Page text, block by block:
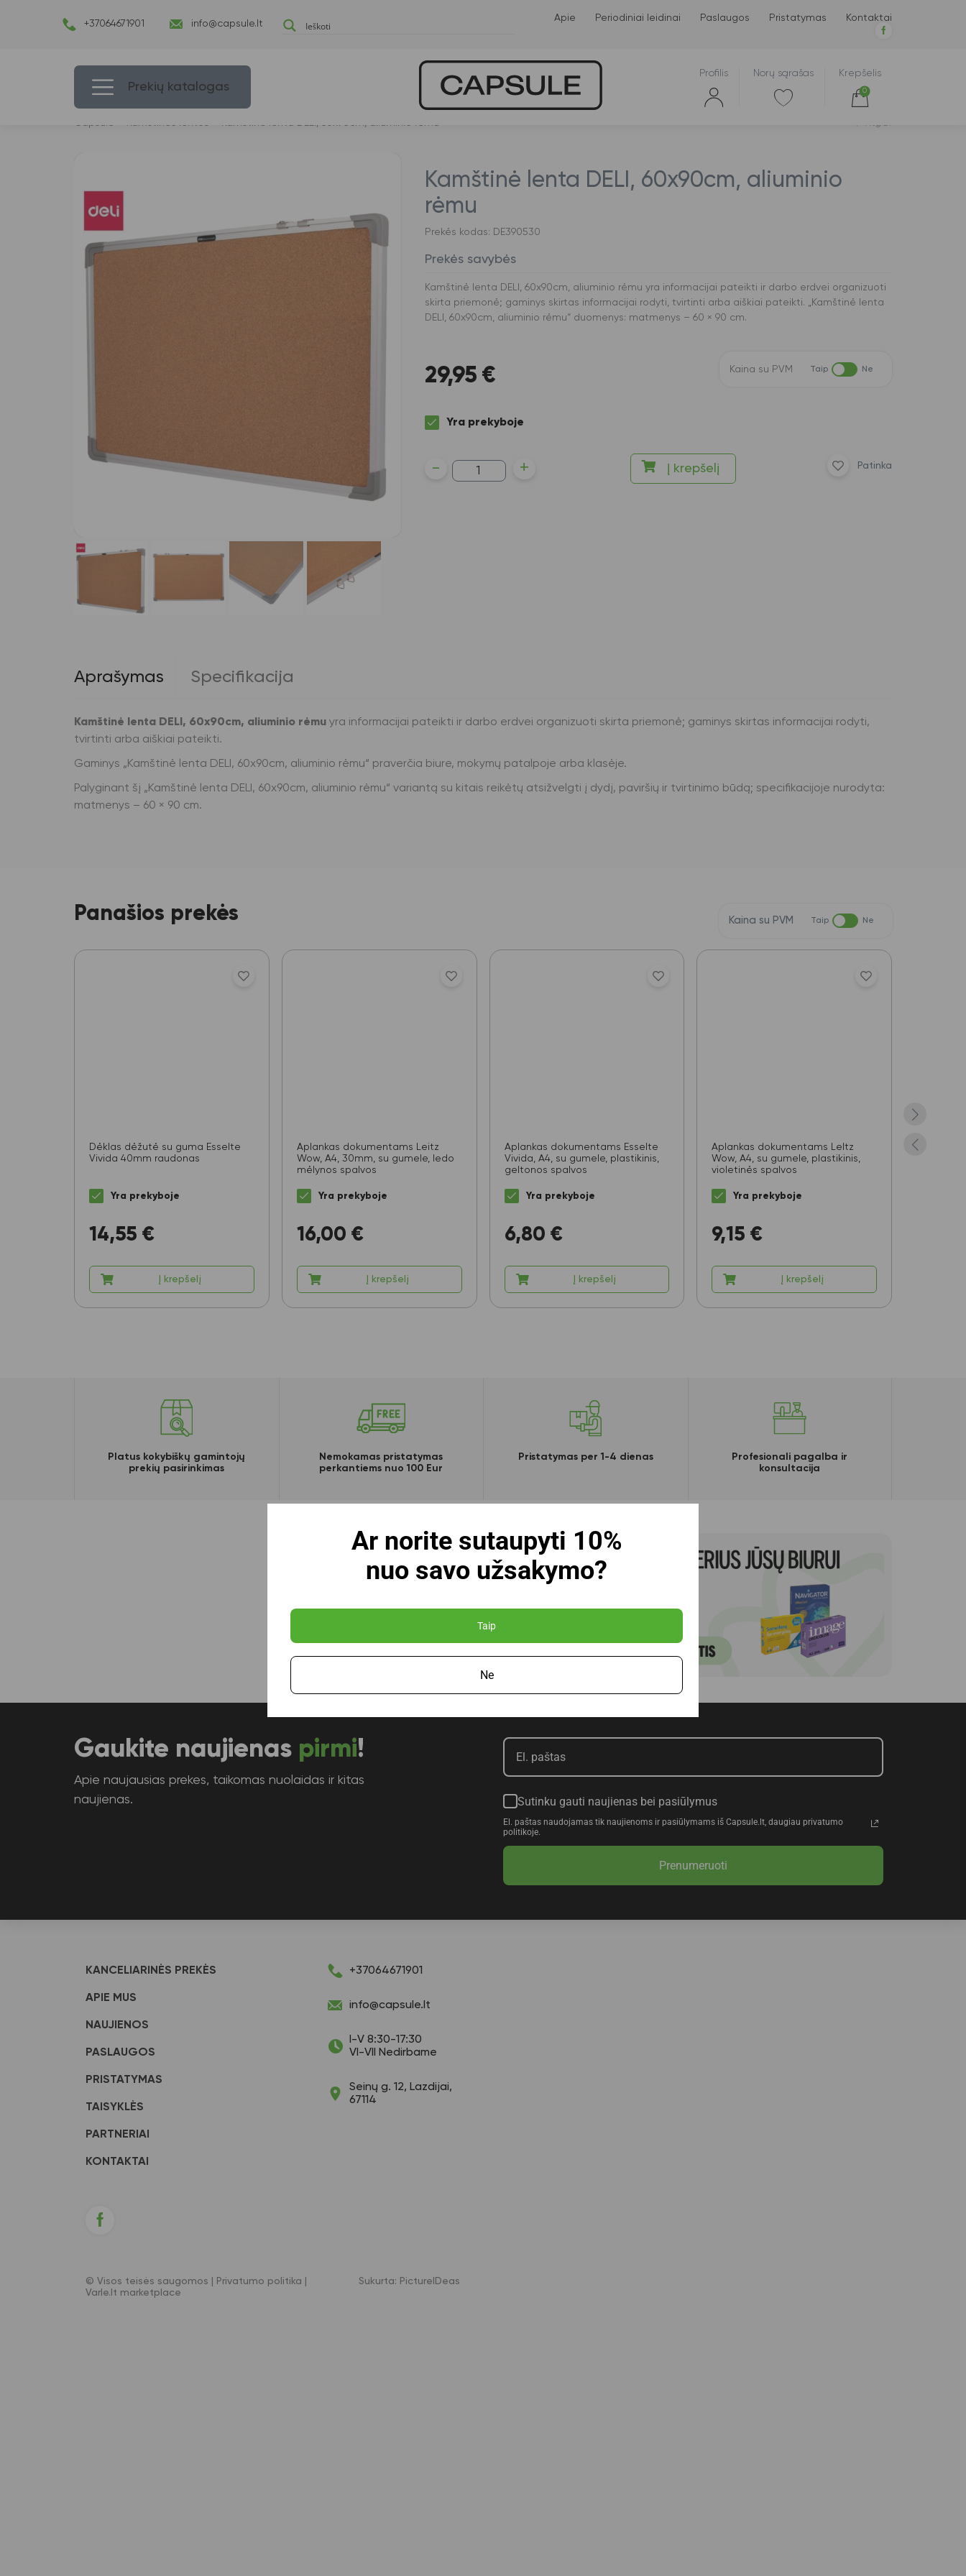
+37064671901 info@capsule.lt
Apie Periodiniai leidinai Paslaugos Pristatymas Kontaktai
Prekių katalogas
Profilis Norų sąrašas Krepšelis
0
Capsulė Kamštinės lentos Kamštinė lenta DELI, 60x90cm, aliuminio rėmu Atgal
Kamštinė lenta DELI, 60x90cm, aliuminio
rėmu
Prekės kodas: DE390530
Prekės savybės
Kamštinė lenta DELI, 60x90cm, aliuminio rėmu yra informacijai pateikti ir darbo erdvei organizuoti
skirta priemonė; gaminys skirtas informacijai rodyti, tvirtinti arba aiškiai pateikti. „Kamštinė lenta
DELI, 60x90cm, aliuminio rėmu“ duomenys: matmenys – 60 × 90 cm.
29,95 € Kaina su PVM Taip Ne
Yra prekyboje
produkto
kiekis:
Kamštinė
- + Į krepšelį Patinka
Aprašymas Specifikacija
Kamštinė lenta DELI, 60x90cm, aliuminio rėmu yra informacijai pateikti ir darbo erdvei organizuoti skirta priemonė; gaminys skirtas informacijai rodyti,
tvirtinti arba aiškiai pateikti.
Gaminys „Kamštinė lenta DELI, 60x90cm, aliuminio rėmu“ praverčia biure, mokymų patalpoje arba klasėje.
Palyginant šį „Kamštinė lenta DELI, 60x90cm, aliuminio rėmu“ variantą su kitais reikėtų atsižvelgti į dydį, paviršių ir tvirtinimo būdą; specifikacijoje nurodyta:
matmenys – 60 × 90 cm.
Panašios prekės Kaina su PVM Taip Ne
Dėklas dėžutė su guma Esselte
Vivida 40mm raudonas
Yra prekyboje
14,55 €
Į krepšelį
Aplankas dokumentams Leitz
Wow, A4, 30mm, su gumele, ledo
mėlynos spalvos
Yra prekyboje
16,00 €
Į krepšelį
Aplankas dokumentams Esselte
Vivida, A4, su gumele, plastikinis,
geltonos spalvos
Yra prekyboje
6,80 €
Į krepšelį
Aplankas dokumentams LeItz
Wow, A4, su gumele, plastikinis,
violetinės spalvos
Yra prekyboje
9,15 €
Į krepšelį
Platus kokybiškų gamintojų
prekių pasirinkimas
Nemokamas pristatymas
perkantiems nuo 100 Eur
Pristatymas per 1-4 dienas
Profesionali pagalba ir
konsultacija
Gaukite naujienas pirmi!
Apie naujausias prekes, taikomas nuolaidas ir kitas
naujienas.
Sutinku gauti naujienas bei pasiūlymus
El. paštas naudojamas tik naujienoms ir pasiūlymams iš Capsule.lt, daugiau privatumo
politikoje.
Prenumeruoti
KANCELIARINĖS PREKĖS
APIE MUS
NAUJIENOS
PASLAUGOS
PRISTATYMAS
TAISYKLĖS
PARTNERIAI
KONTAKTAI
+37064671901
info@capsule.lt
I-V 8:30-17:30
VI-VII Nedirbame
Seinų g. 12, Lazdijai,
67114
© Visos teisės saugomos | Privatumo politika
Varle.lt marketplace
Sukurta: PictureIDeas
Ar norite sutaupyti 10%
nuo savo užsakymo?
Taip
Ne